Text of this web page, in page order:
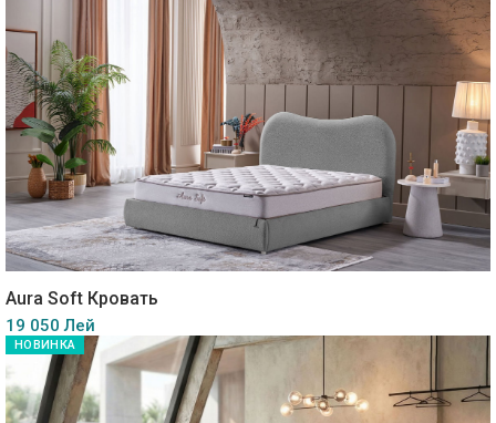
Aura Soft Кровать
19 050 Лей
НОВИНКА